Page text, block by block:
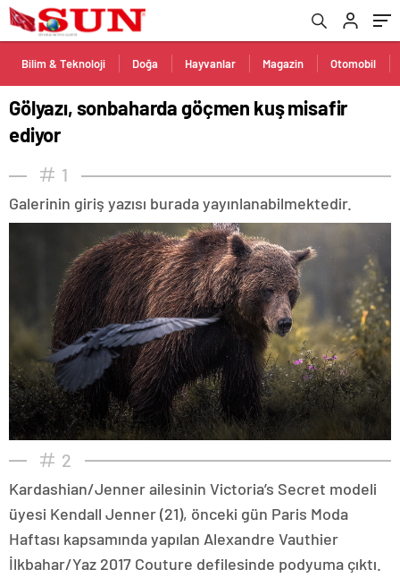
Bilim & Teknoloji Doğa Hayvanlar Magazin Otomobil
Gölyazı, sonbaharda göçmen kuş misafir
ediyor
1
Galerinin giriş yazısı burada yayınlanabilmektedir.
2
Kardashian/Jenner ailesinin Victoria’s Secret modeli
üyesi Kendall Jenner (21), önceki gün Paris Moda
Haftası kapsamında yapılan Alexandre Vauthier
İlkbahar/Yaz 2017 Couture defilesinde podyuma çıktı.